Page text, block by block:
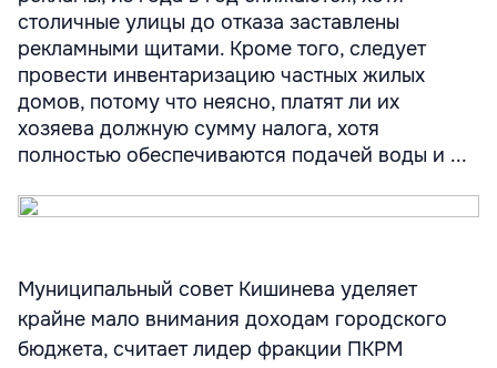
столичные улицы до отказа заставлены
рекламными щитами. Кроме того, следует
провести инвентаризацию частных жилых
домов, потому что неясно, платят ли их
хозяева должную сумму налога, хотя
полностью обеспечиваются подачей воды и ...
Муниципальный совет Кишинева уделяет
крайне мало внимания доходам городского
бюджета, считает лидер фракции ПКРМ